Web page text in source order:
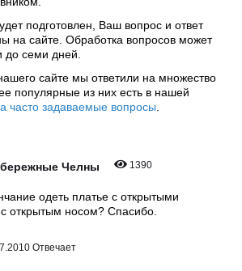
подготовлен, Ваш вопрос и ответ
на сайте. Обработка вопросов может
до семи дней.
сайте мы ответили на множество
популярные из них есть в нашей
часто задаваемые вопросы
Челны 1390
одеть платье с открытыми
открытым носом? Спасибо.
Отвечает